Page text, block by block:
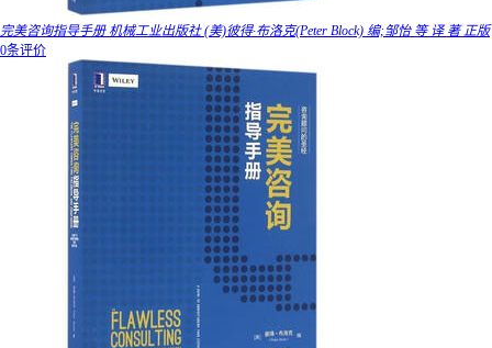
完美咨询指导手册 机械工业出版社 (美)彼得·布洛克(Peter Block) 编;邹怡 等 译 著 正版
0条评价